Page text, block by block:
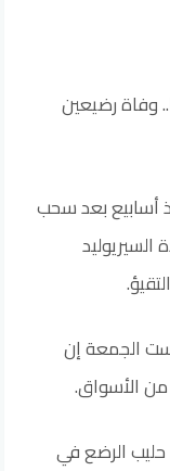
وفاة رضيعين
أسابيع بعد سحب
الجمعة إن
الأسواق.
الرضع في